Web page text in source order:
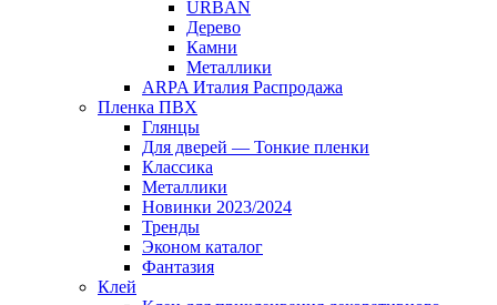
URBAN
Дерево
Камни
Металлики
ARPA Италия Распродажа
Пленка ПВХ
Глянцы
Для дверей — Тонкие пленки
Классика
Металлики
Новинки 2023/2024
Тренды
Эконом каталог
Фантазия
Клей